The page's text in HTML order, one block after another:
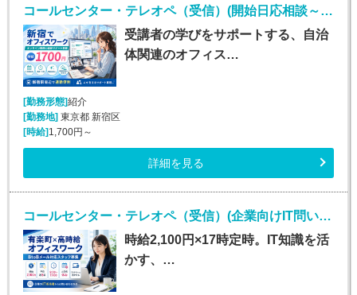
コールセンター・テレオペ（受信）(開始日応相談～2027年1月末*オンライン研修受講サポート)
受講者の学びをサポートする、自治
体関連のオフィス…
[勤務形態]紹介
[勤務地]東京都 新宿区
[時給]1,700円～
詳細を見る
コールセンター・テレオペ（受信）(企業向けIT問い合わせ対応・メールサポート)
時給2,100円×17時定時。IT知識を活
かす、…